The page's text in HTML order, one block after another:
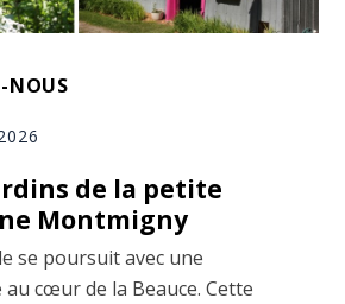
NOUS
de la petite
Montmigny
se poursuit avec une
au cœur de la Beauce. Cette